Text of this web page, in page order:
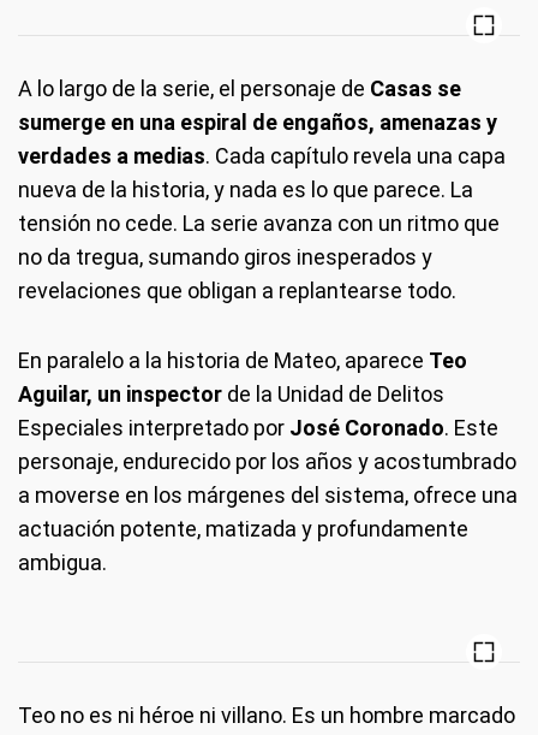
A lo largo de la serie, el personaje de Casas se
sumerge en una espiral de engaños, amenazas y
verdades a medias. Cada capítulo revela una capa
nueva de la historia, y nada es lo que parece. La
tensión no cede. La serie avanza con un ritmo que
no da tregua, sumando giros inesperados y
revelaciones que obligan a replantearse todo.
En paralelo a la historia de Mateo, aparece Teo
Aguilar, un inspector de la Unidad de Delitos
Especiales interpretado por José Coronado. Este
personaje, endurecido por los años y acostumbrado
a moverse en los márgenes del sistema, ofrece una
actuación potente, matizada y profundamente
ambigua.
Teo no es ni héroe ni villano. Es un hombre marcado